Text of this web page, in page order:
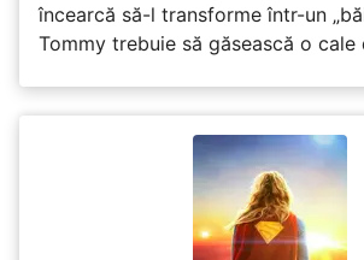
încearcă să-l transforme într-un
Tommy trebuie să găsească o cale